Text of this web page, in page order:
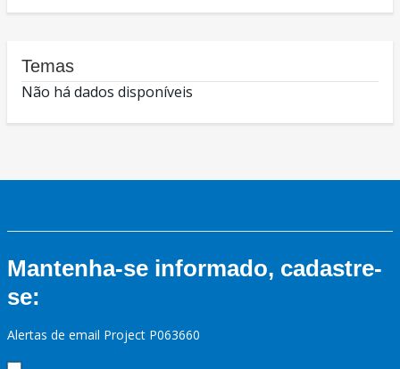
Temas
Não há dados disponíveis
Mantenha-se informado, cadastre-
se:
Alertas de email Project P063660